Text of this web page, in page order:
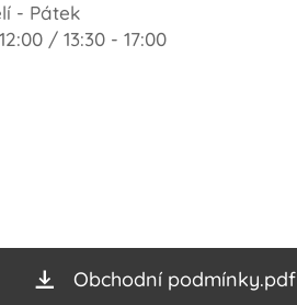
- Pátek
/ 13:30 - 17:00
Obchodní podmínky.pdf